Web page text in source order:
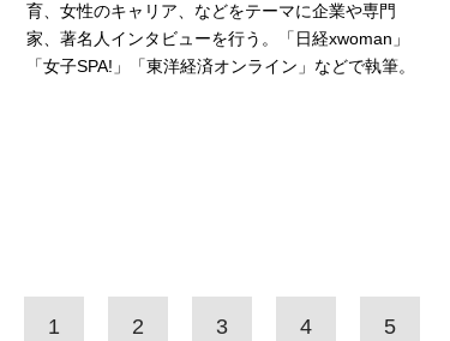
育、女性のキャリア、などをテーマに企業や専門
家、著名人インタビューを行う。「日経xwoman」
「女子SPA!」「東洋経済オンライン」などで執筆。
1 2 3 4 5